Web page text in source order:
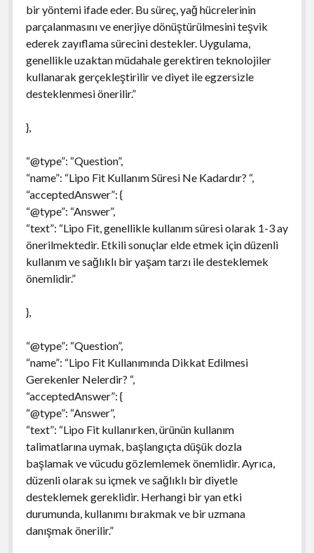
bir yöntemi ifade eder. Bu süreç, yağ hücrelerinin
parçalanmasını ve enerjiye dönüştürülmesini teşvik
ederek zayıflama sürecini destekler. Uygulama,
genellikle uzaktan müdahale gerektiren teknolojiler
kullanarak gerçekleştirilir ve diyet ile egzersizle
desteklenmesi önerilir.”
},
“@type”: “Question”,
“name”: “Lipo Fit Kullanım Süresi Ne Kadardır? “,
“acceptedAnswer”: {
“@type”: “Answer”,
“text”: “Lipo Fit, genellikle kullanım süresi olarak 1-3 ay
önerilmektedir. Etkili sonuçlar elde etmek için düzenli
kullanım ve sağlıklı bir yaşam tarzı ile desteklemek
önemlidir.”
},
“@type”: “Question”,
“name”: “Lipo Fit Kullanımında Dikkat Edilmesi
Gerekenler Nelerdir? “,
“acceptedAnswer”: {
“@type”: “Answer”,
“text”: “Lipo Fit kullanırken, ürünün kullanım
talimatlarına uymak, başlangıçta düşük dozla
başlamak ve vücudu gözlemlemek önemlidir. Ayrıca,
düzenli olarak su içmek ve sağlıklı bir diyetle
desteklemek gereklidir. Herhangi bir yan etki
durumunda, kullanımı bırakmak ve bir uzmana
danışmak önerilir.”